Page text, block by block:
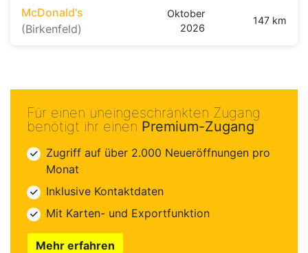
McDonald's
(Birkenfeld)
Oktober
2026
147 km
Für einen uneingeschränkten Zugang
benötigt ihr einen Premium-Zugang
Zugriff auf über 2.000 Neueröffnungen pro
Monat
Inklusive Kontaktdaten
Mit Karten- und Exportfunktion
Mehr erfahren